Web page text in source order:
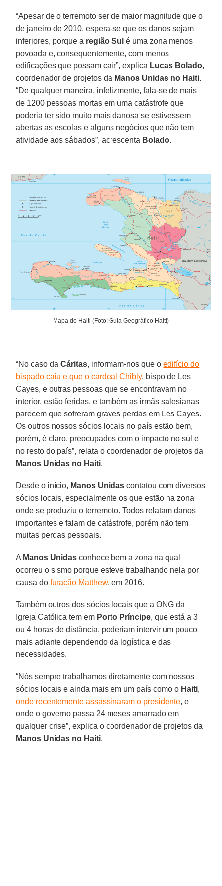
“Apesar de o terremoto ser de maior magnitude que o
de janeiro de 2010, espera-se que os danos sejam
inferiores, porque a região Sul é uma zona menos
povoada e, consequentemente, com menos
edificações que possam cair”, explica Lucas Bolado,
coordenador de projetos da Manos Unidas no Haiti.
“De qualquer maneira, infelizmente, fala-se de mais
de 1200 pessoas mortas em uma catástrofe que
poderia ter sido muito mais danosa se estivessem
abertas as escolas e alguns negócios que não tem
atividade aos sábados”, acrescenta Bolado.
Mapa do Haiti (Foto: Guia Geográfico Haiti)
“No caso daCáritas, informam-nos que oedifício do
bispado caiu e que o cardeal Chibly, bispo de Les
Cayes, e outras pessoas que se encontravam no
interior, estão feridas, e também as irmãs salesianas
parecem que sofreram graves perdas em Les Cayes.
Os outros nossos sócios locais no país estão bem,
porém, é claro, preocupados com o impacto no sul e
no resto do país”, relata o coordenador de projetos da
Manos Unidas no Haiti.
Desde o início, Manos Unidas contatou com diversos
sócios locais, especialmente os que estão na zona
onde se produziu o terremoto. Todos relatam danos
importantes e falam de catástrofe, porém não tem
muitas perdas pessoais.
A Manos Unidas conhece bem a zona na qual
ocorreu o sismo porque esteve trabalhando nela por
causa dofuracão Matthew, em 2016.
Também outros dos sócios locais que a ONG da
Igreja Católica tem em Porto Príncipe, que está a 3
ou 4 horas de distância, poderiam intervir um pouco
mais adiante dependendo da logística e das
necessidades.
“Nós sempre trabalhamos diretamente com nossos
sócios locais e ainda mais em um país como o Haiti,
onde recentemente assassinaram o presidente, e
onde o governo passa 24 meses amarrado em
qualquer crise”, explica o coordenador de projetos da
Manos Unidas no Haiti.